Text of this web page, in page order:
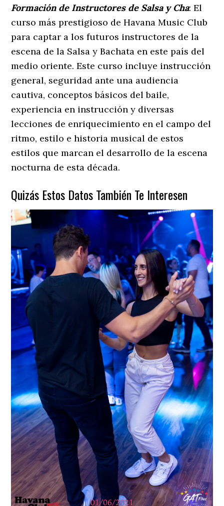
Formación de Instructores de Salsa y Cha: El
curso más prestigioso de Havana Music Club
para captar a los futuros instructores de la
escena de la Salsa y Bachata en este país del
medio oriente. Este curso incluye instrucción
general, seguridad ante una audiencia
cautiva, conceptos básicos del baile,
experiencia en instrucción y diversas
lecciones de enriquecimiento en el campo del
ritmo, estilo e historia musical de estos
estilos que marcan el desarrollo de la escena
nocturna de esta década.
Quizás Estos Datos También Te Interesen